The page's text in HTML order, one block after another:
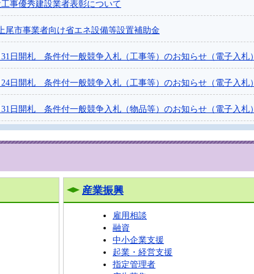
工事優秀建設業者表彰について
尾市事業者向け省エネ設備等設置補助金
日開札 条件付一般競争入札（工事等）のお知らせ（電子入札）
日開札 条件付一般競争入札（工事等）のお知らせ（電子入札）
日開札 条件付一般競争入札（物品等）のお知らせ（電子入札）
産業振興
雇用相談
融資
中小企業支援
起業・経営支援
指定管理者